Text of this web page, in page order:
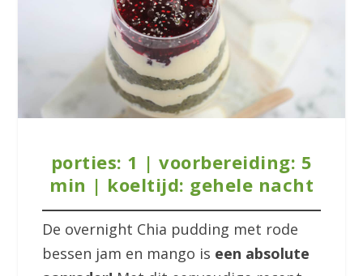
porties: 1 | voorbereiding: 5
min | koeltijd: gehele nacht
De overnight Chia pudding met rode
bessen jam en mango is een absolute